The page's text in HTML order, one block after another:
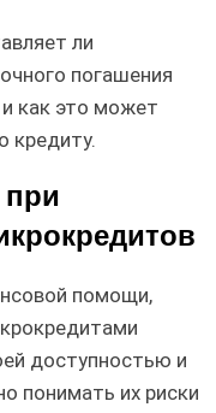
ли
погашения
как это может
кредиту.
при
помощи,
доступностью и
понимать их риски